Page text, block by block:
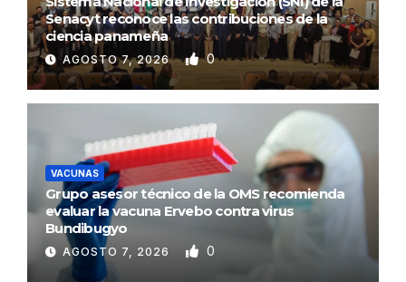
Senacyt reconoce las contribuciones de la
ciencia panameña
AGOSTO 7, 2026 0
VACUNAS
Grupo asesor técnico de la OMS recomienda
evaluar la vacuna Ervebo contra virus
Bundibugyo
AGOSTO 7, 2026 0